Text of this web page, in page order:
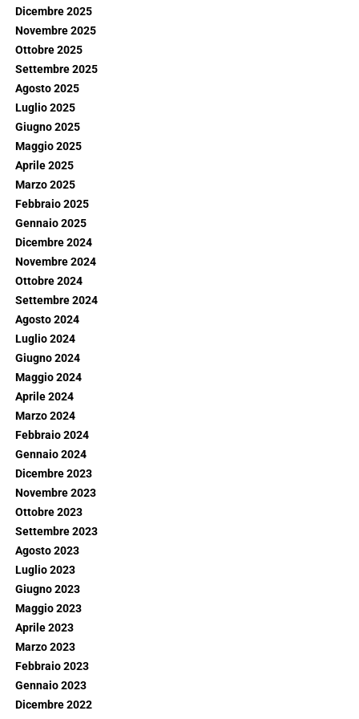
Dicembre 2025
Novembre 2025
Ottobre 2025
Settembre 2025
Agosto 2025
Luglio 2025
Giugno 2025
Maggio 2025
Aprile 2025
Marzo 2025
Febbraio 2025
Gennaio 2025
Dicembre 2024
Novembre 2024
Ottobre 2024
Settembre 2024
Agosto 2024
Luglio 2024
Giugno 2024
Maggio 2024
Aprile 2024
Marzo 2024
Febbraio 2024
Gennaio 2024
Dicembre 2023
Novembre 2023
Ottobre 2023
Settembre 2023
Agosto 2023
Luglio 2023
Giugno 2023
Maggio 2023
Aprile 2023
Marzo 2023
Febbraio 2023
Gennaio 2023
Dicembre 2022